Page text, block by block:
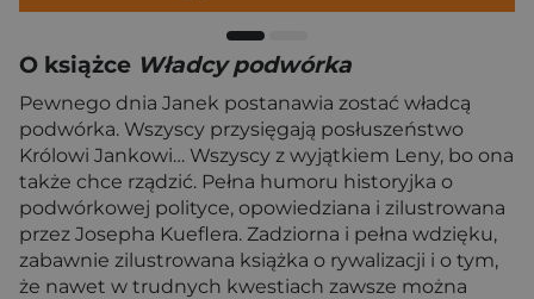
O książce Władcy podwórka
Pewnego dnia Janek postanawia zostać władcą
podwórka. Wszyscy przysięgają posłuszeństwo
Królowi Jankowi… Wszyscy z wyjątkiem Leny, bo ona
także chce rządzić. Pełna humoru historyjka o
podwórkowej polityce, opowiedziana i zilustrowana
przez Josepha Kueflera. Zadziorna i pełna wdzięku,
zabawnie zilustrowana książka o rywalizacji i o tym,
że nawet w trudnych kwestiach zawsze można